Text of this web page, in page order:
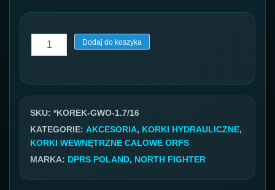
ilość
Korek
GW
1.7/16''
Dodaj do koszyka
SKU: *KOREK-GWO-1.7/16
KATEGORIE: AKCESORIA, KORKI HYDRAULICZNE,
KORKI WEWNĘTRZNE CALOWE ORFS
MARKA: DPRS POLAND, NORTH FIGHTER